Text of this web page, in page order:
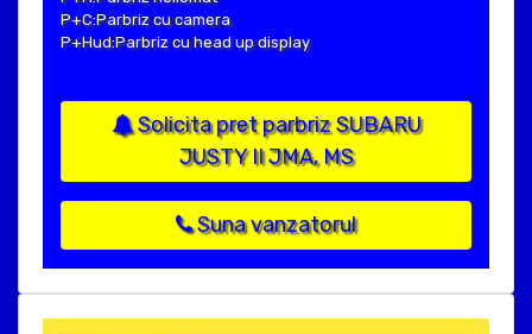
P+C:Parbriz cu camera
P+Hud:Parbriz cu head up display
Solicita pret parbriz SUBARU
JUSTY II JMA, MS
Suna vanzatorul